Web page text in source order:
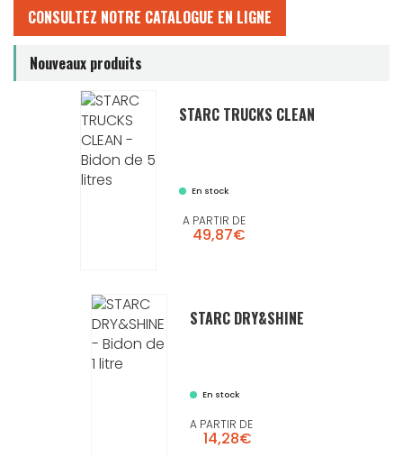
CONSULTEZ NOTRE CATALOGUE EN LIGNE
Nouveaux produits
STARC TRUCKS CLEAN
En stock
A PARTIR DE
49,87€
STARC DRY&SHINE
En stock
A PARTIR DE
14,28€